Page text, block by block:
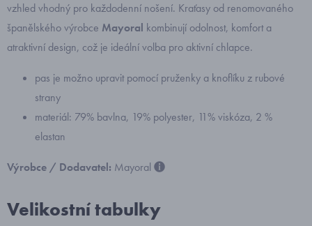
vzhled vhodný pro každodenní nošení. Kraťasy od renomovaného
španělského výrobce Mayoral kombinují odolnost, komfort a
atraktivní design, což je ideální volba pro aktivní chlapce.
pas je možno upravit pomocí pruženky a knoflíku z rubové
strany
materiál: 79% bavlna, 19% polyester, 11% viskóza, 2 %
elastan
Výrobce / Dodavatel: Mayoral
Velikostní tabulky